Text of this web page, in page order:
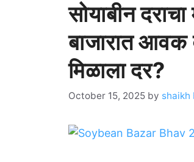
सोयाबीन
बाजारात आवक
मिळाला दर?
October 15, 2025 by shaikh